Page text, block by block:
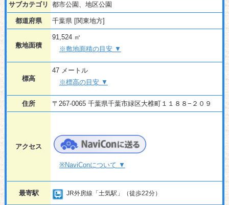
サブカテゴリ 都市公園、地区公園
都道府県 千葉県 [関東地方]
敷地面積
91,524 ㎡
※敷地面積の目安 ▼
標高
47 メートル
※標高の目安 ▼
住所 〒267-0065 千葉県千葉市緑区大椎町１１８８−２０９
アクセス
※NaviConについて ▼
最寄駅 JR外房線「土気駅」（徒歩22分）